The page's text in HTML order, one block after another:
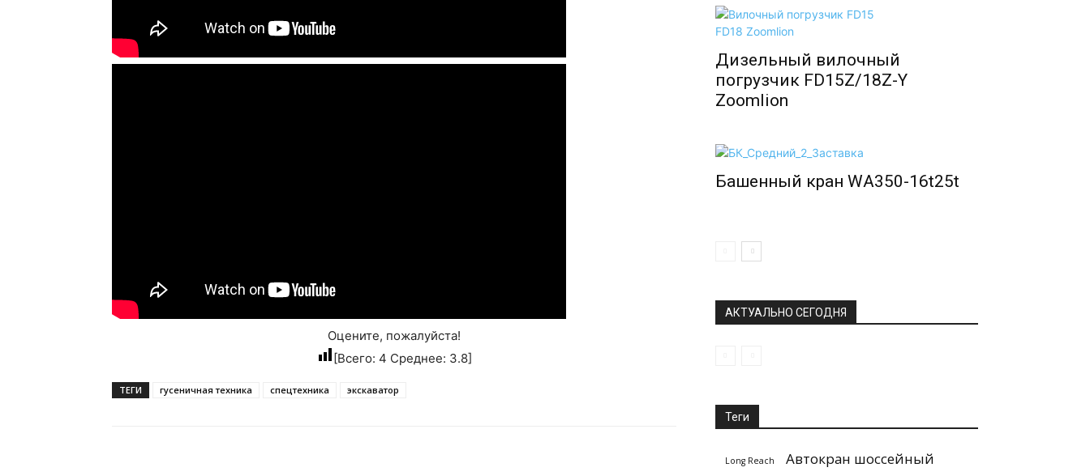
Оцените, пожалуйста!
[Всего: 4 Среднее: 3.8]
ТЕГИ гусеничная техника спецтехника экскаватор
Дизельный вилочный
погрузчик FD15Z/18Z-Y
Zoomlion
Башенный кран WA350-16t25t
АКТУАЛЬНО СЕГОДНЯ
Теги
Long Reach Автокран шоссейный